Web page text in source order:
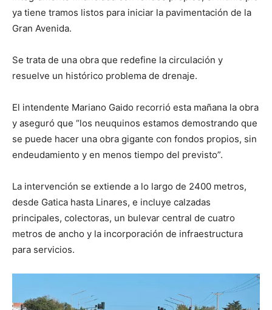
ya tiene tramos listos para iniciar la pavimentación de la
Gran Avenida.
Se trata de una obra que redefine la circulación y
resuelve un histórico problema de drenaje.
El intendente Mariano Gaido recorrió esta mañana la obra
y aseguró que “los neuquinos estamos demostrando que
se puede hacer una obra gigante con fondos propios, sin
endeudamiento y en menos tiempo del previsto”.
La intervención se extiende a lo largo de 2400 metros,
desde Gatica hasta Linares, e incluye calzadas
principales, colectoras, un bulevar central de cuatro
metros de ancho y la incorporación de infraestructura
para servicios.